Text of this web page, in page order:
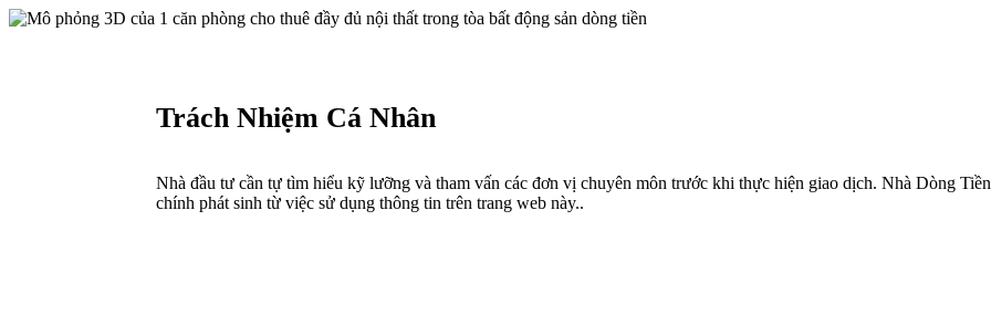
Trách Nhiệm Cá Nhân
Nhà đầu tư cần tự tìm hiểu kỹ lưỡng và tham vấn các đơn vị chuyên môn trước khi thực hiện giao dịch. Nhà Dòng
chính phát sinh từ việc sử dụng thông tin trên trang web này..